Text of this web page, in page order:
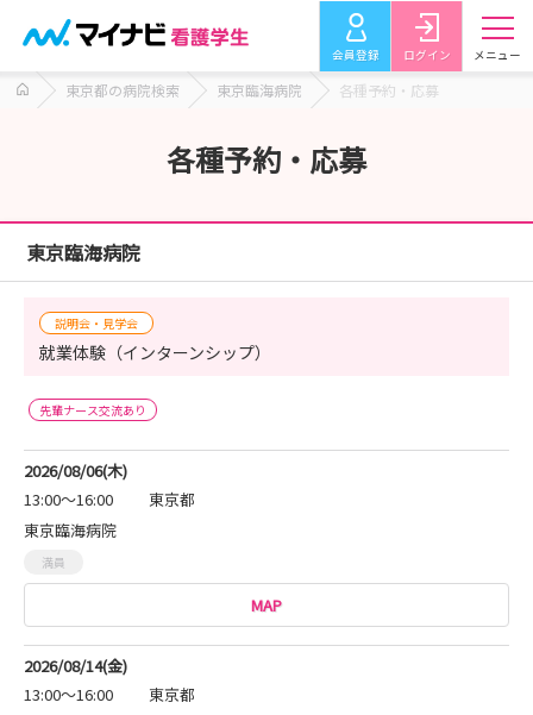
会員登録 ログイン メニュー
東京都の病院検索 東京臨海病院 各種予約・応募
各種予約・応募
東京臨海病院
説明会・見学会
就業体験（インターンシップ）
先輩ナース交流あり
2026/08/06(木)
13:00～16:00
東京都
東京臨海病院
満員
MAP
2026/08/14(金)
13:00～16:00
東京都